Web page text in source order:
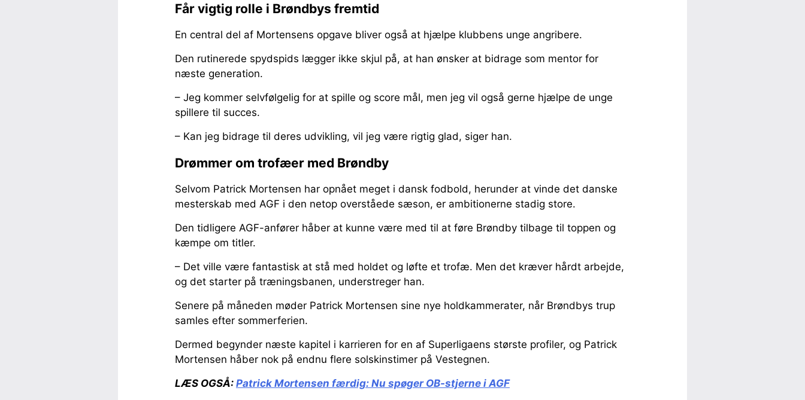
Får vigtig rolle i Brøndbys fremtid
En central del af Mortensens opgave bliver også at hjælpe klubbens unge angribere.
Den rutinerede spydspids lægger ikke skjul på, at han ønsker at bidrage som mentor for
næste generation.
– Jeg kommer selvfølgelig for at spille og score mål, men jeg vil også gerne hjælpe de unge
spillere til succes.
– Kan jeg bidrage til deres udvikling, vil jeg være rigtig glad, siger han.
Drømmer om trofæer med Brøndby
Selvom Patrick Mortensen har opnået meget i dansk fodbold, herunder at vinde det danske
mesterskab med AGF i den netop overståede sæson, er ambitionerne stadig store.
Den tidligere AGF-anfører håber at kunne være med til at føre Brøndby tilbage til toppen og
kæmpe om titler.
– Det ville være fantastisk at stå med holdet og løfte et trofæ. Men det kræver hårdt arbejde,
og det starter på træningsbanen, understreger han.
Senere på måneden møder Patrick Mortensen sine nye holdkammerater, når Brøndbys trup
samles efter sommerferien.
Dermed begynder næste kapitel i karrieren for en af Superligaens største profiler, og Patrick
Mortensen håber nok på endnu flere solskinstimer på Vestegnen.
LÆS OGSÅ: Patrick Mortensen færdig: Nu spøger OB-stjerne i AGF